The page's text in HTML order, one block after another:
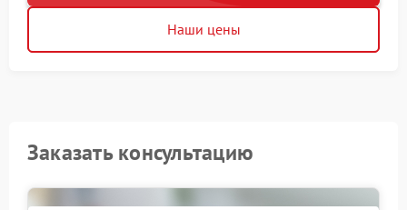
Наши цены
Заказать консультацию